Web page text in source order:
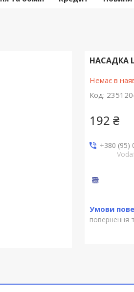
НАСАДКА
Немає в
Код:
192 ₴
+380 (95)
повернення